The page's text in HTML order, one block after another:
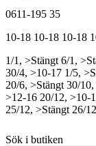
0611-195 35
10-18 10-18 10-18
1/1, >Stängt 6/1,
30/4, >10-17 1/5,
20/6, >Stängt 30/
>12-16 20/12, >10-
25/12, >Stängt 26/
Sök i butiken